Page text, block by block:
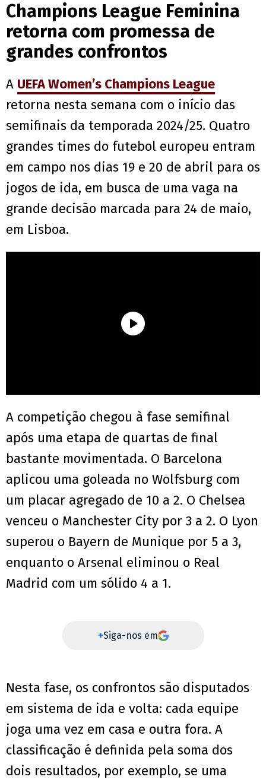
Champions League Feminina
retorna com promessa de
grandes confrontos
A UEFA Women’s Champions League
retorna nesta semana com o início das
semifinais da temporada 2024/25. Quatro
grandes times do futebol europeu entram
em campo nos dias 19 e 20 de abril para os
jogos de ida, em busca de uma vaga na
grande decisão marcada para 24 de maio,
em Lisboa.
A competição chegou à fase semifinal
após uma etapa de quartas de final
bastante movimentada. O Barcelona
aplicou uma goleada no Wolfsburg com
um placar agregado de 10 a 2. O Chelsea
venceu o Manchester City por 3 a 2. O Lyon
superou o Bayern de Munique por 5 a 3,
enquanto o Arsenal eliminou o Real
Madrid com um sólido 4 a 1.
+Siga-nos em
Nesta fase, os confrontos são disputados
em sistema de ida e volta: cada equipe
joga uma vez em casa e outra fora. A
classificação é definida pela soma dos
dois resultados, por exemplo, se uma